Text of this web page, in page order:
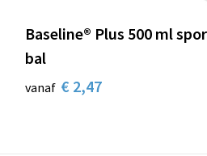
Baseline® Plus 500 ml
bal
vanaf € 2,47